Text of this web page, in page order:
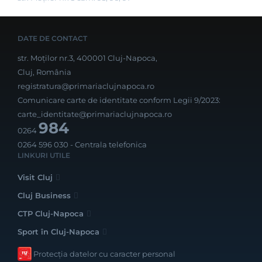
DATE DE CONTACT
str. Moților nr.3, 400001 Cluj-Napoca,
Cluj, România
registratura@primariaclujnapoca.ro
Comunicare carte de identitate conform Legii 9/2023:
carte_identitate@primariaclujnapoca.ro
0264984
0264 596 030 - Centrala telefonica
LINKURI UTILE
Visit Cluj
Cluj Business
CTP Cluj-Napoca
Sport în Cluj-Napoca
Protecția datelor cu caracter personal